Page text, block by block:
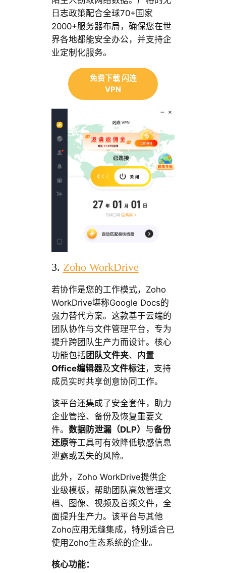
日志政策配合全球70+国家
2000+服务器布局，确保您在世
界各地都能安全办公，并支持企
业定制化服务。
免费下载 闪连
VPN
3. Zoho WorkDrive
若协作是您的工作模式，Zoho
WorkDrive堪称Google Docs的
强力替代方案。这款基于云端的
团队协作与文件管理平台，专为
提升跨团队生产力而设计。核心
功能包括团队文件夹、内置
Office编辑器及文件标注，支持
成员实时共享创意协同工作。
该平台还集成了安全套件，助力
企业管控、备份及恢复重要文
件。 数据防泄漏（DLP） 与备份
还原等工具可有效降低敏感信息
泄露或丢失的风险。
此外，Zoho WorkDrive提供企
业级模板，帮助团队高效管理文
档、图像、视频及音频文件，全
面提升生产力。该平台与其他
Zoho应用无缝集成，特别适合已
使用Zoho生态系统的企业。
核心功能：